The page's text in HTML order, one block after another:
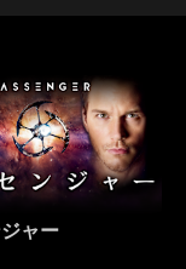
ャー